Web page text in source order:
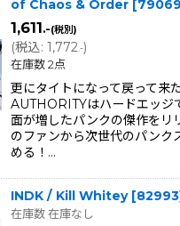
of Chaos & Order [
1,611.-(税別)
(税込: 1,772.-)
在庫数 2点
更にタイトになって戻って来
AUTHORITYはハードエッジ
面が増したパンクの傑作を
のファンから次世代のパンク
める！…
INDK / Kill Whitey [82993
在庫数 在庫なし